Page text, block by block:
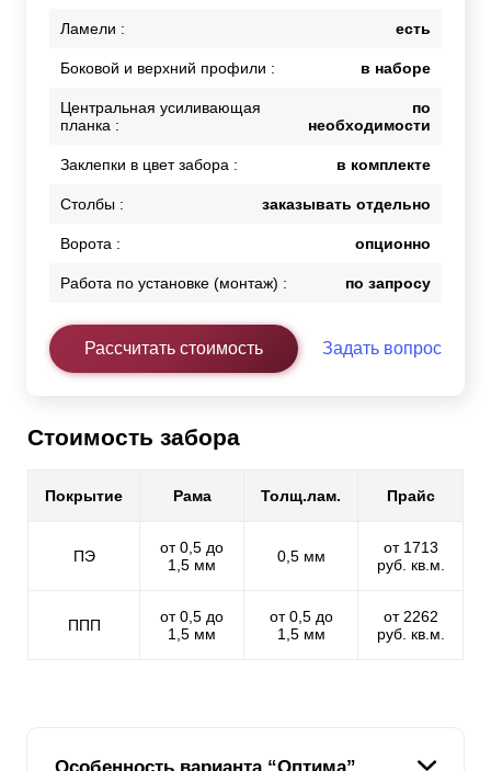
Ламели : есть
Боковой и верхний профили : в наборе
Центральная усиливающая
планка :
по
необходимости
Заклепки в цвет забора : в комплекте
Столбы : заказывать отдельно
Ворота : опционно
Работа по установке (монтаж) : по запросу
Рассчитать стоимость Задать вопрос
Стоимость забора
Покрытие Рама Толщ.лам. Прайс
ПЭ
от 0,5 до
1,5 мм
0,5 мм
от 1713
руб. кв.м.
ППП
от 0,5 до
1,5 мм
от 0,5 до
1,5 мм
от 2262
руб. кв.м.
Особенность варианта “Оптима”